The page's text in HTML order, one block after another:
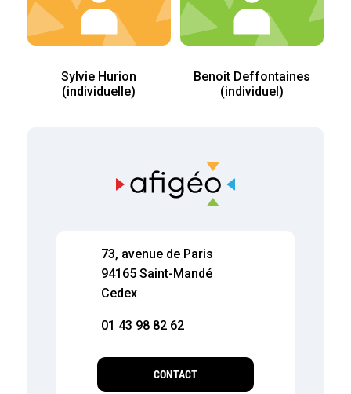
Sylvie Hurion
(individuelle)
Benoit Deffontaines
(individuel)
73, avenue de Paris
94165 Saint-Mandé
Cedex
01 43 98 82 62
CONTACT